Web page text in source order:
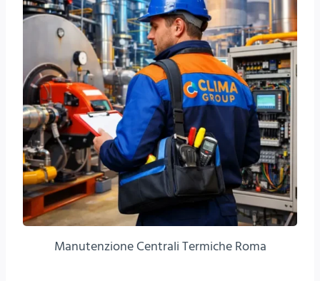
Manutenzione Centrali Termiche Roma